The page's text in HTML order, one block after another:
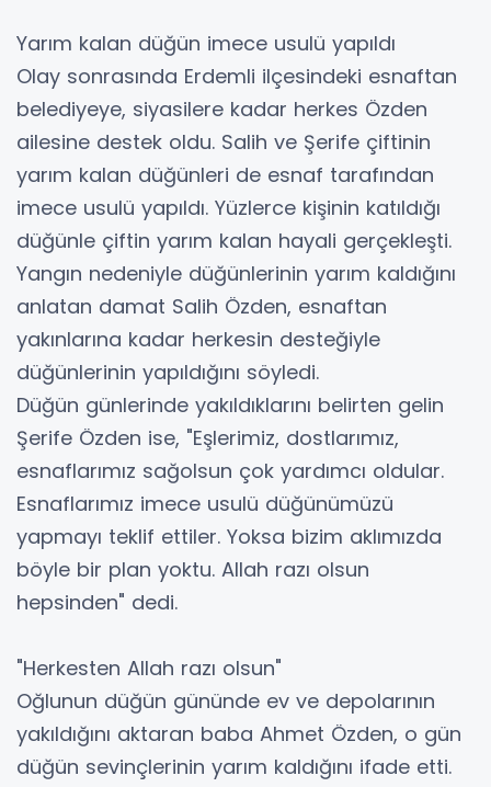
Yarım kalan düğün imece usulü yapıldı
Olay sonrasında Erdemli ilçesindeki esnaftan
belediyeye, siyasilere kadar herkes Özden
ailesine destek oldu. Salih ve Şerife çiftinin
yarım kalan düğünleri de esnaf tarafından
imece usulü yapıldı. Yüzlerce kişinin katıldığı
düğünle çiftin yarım kalan hayali gerçekleşti.
Yangın nedeniyle düğünlerinin yarım kaldığını
anlatan damat Salih Özden, esnaftan
yakınlarına kadar herkesin desteğiyle
düğünlerinin yapıldığını söyledi.
Düğün günlerinde yakıldıklarını belirten gelin
Şerife Özden ise, "Eşlerimiz, dostlarımız,
esnaflarımız sağolsun çok yardımcı oldular.
Esnaflarımız imece usulü düğünümüzü
yapmayı teklif ettiler. Yoksa bizim aklımızda
böyle bir plan yoktu. Allah razı olsun
hepsinden" dedi.
"Herkesten Allah razı olsun"
Oğlunun düğün gününde ev ve depolarının
yakıldığını aktaran baba Ahmet Özden, o gün
düğün sevinçlerinin yarım kaldığını ifade etti.